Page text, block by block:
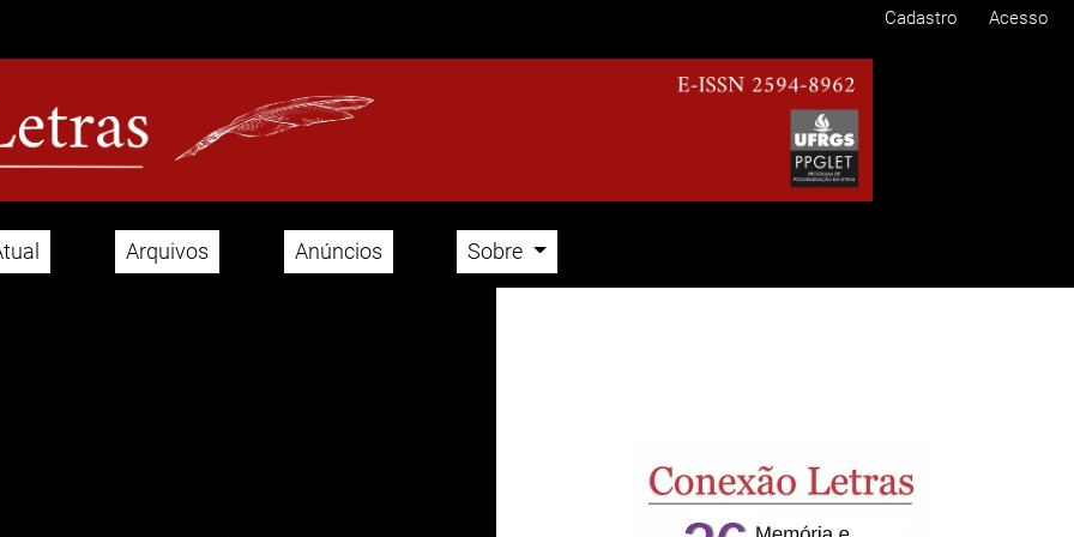
Cadastro Acesso
Arquivos Anúncios Sobre